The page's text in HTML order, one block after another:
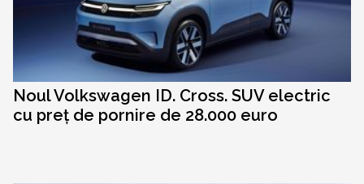
Noul Volkswagen ID. Cross. SUV electric
cu preț de pornire de 28.000 euro